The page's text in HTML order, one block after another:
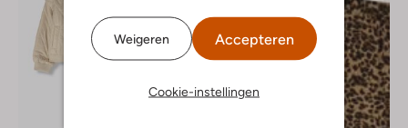
Weigeren Accepteren
Cookie-instellingen